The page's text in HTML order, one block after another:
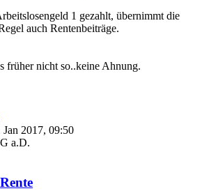
1 gezahlt, übernimmt die
auch Rentenbeiträge.
früher nicht so..keine Ahnung.
Jan 2017, 09:50
a.D.